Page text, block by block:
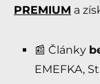
PREMIUM a
📰 Články
EMEFKA,